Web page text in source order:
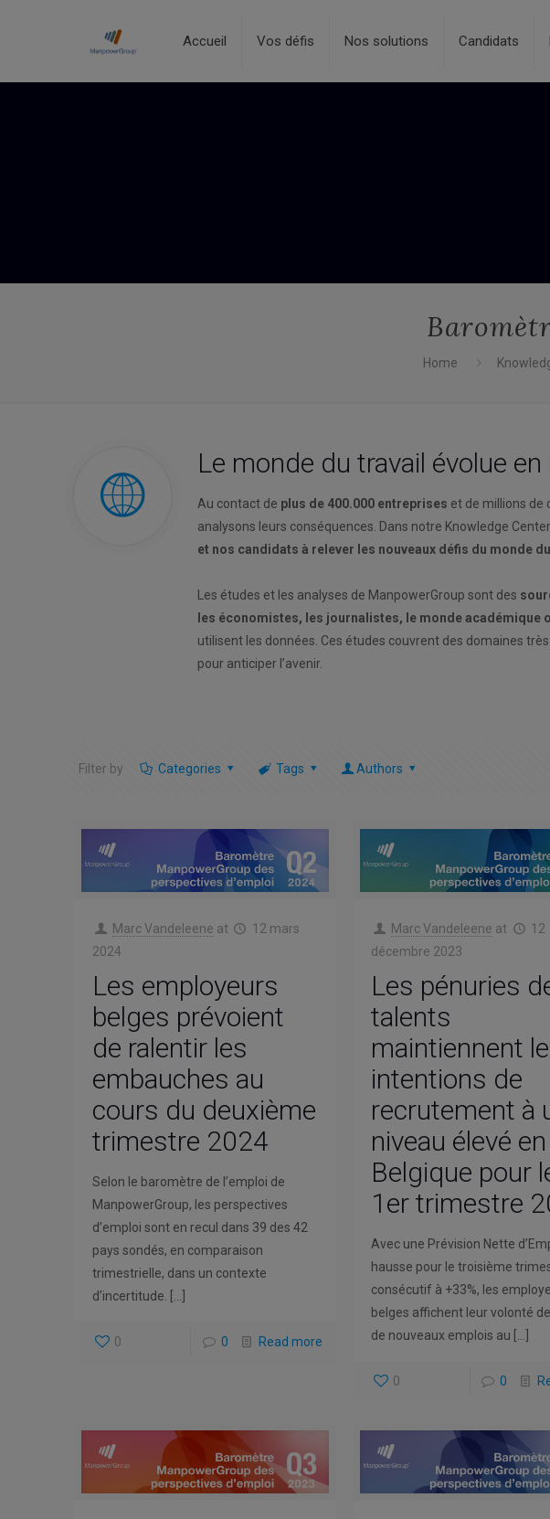
Accueil Vos défis Nos solutions Candidats
Home
Le monde du travail évolue
Au contact de plus de 400.000 entreprises et de millions de
analysons leurs conséquences. Dans notre Knowledge
et nos candidats à relever les nouveaux défis du monde
Les études et les analyses de ManpowerGroup sont des
les économistes, les journalistes, le monde académique
utilisent les données. Ces études couvrent des domaines
pour anticiper l’avenir.
Filter by Categories Tags Authors
Marc Vandeleene at
12 mars
2024
Les employeurs
belges prévoient
de ralentir les
embauches au
cours du deuxième
trimestre 2024
Selon le baromètre de l’emploi de
ManpowerGroup, les perspectives
d’emploi sont en recul dans 39 des 42
pays sondés, en comparaison
trimestrielle, dans un contexte
d’incertitude. […]
0 0 Read more
Marc Vandeleene at
12
décembre 2023
Les pénuries
talents
maintiennent
intentions de
recrutement à
niveau élevé en
Belgique pour
1er trimestre
Avec une Prévision Nette
hausse pour le troisième
consécutif à +33%, les
belges affichent leur volonté
de nouveaux emplois au […]
0 0